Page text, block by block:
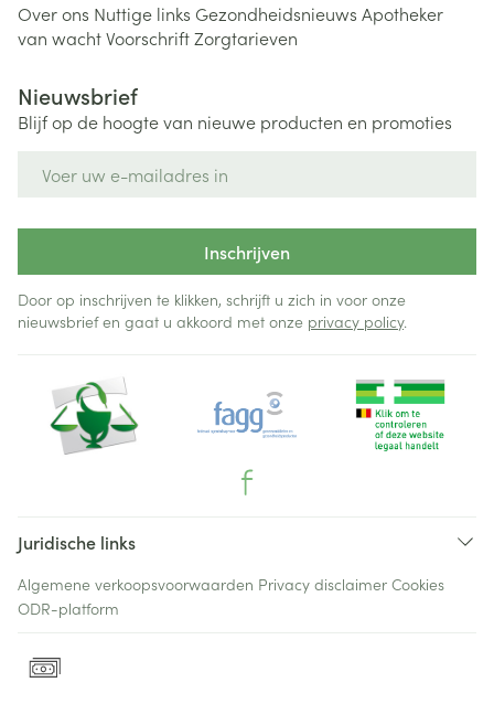
Over ons Nuttige links Gezondheidsnieuws Apotheker
van wachtVoorschriftZorgtarieven
Nieuwsbrief
Blijf op de hoogte van nieuwe producten en promoties
Inschrijven
Door op inschrijven te klikken, schrijft u zich in voor onze
nieuwsbrief en gaat u akkoord met onze privacy policy.
Juridische links
Algemene verkoopsvoorwaarden Privacy disclaimer Cookies
ODR-platform